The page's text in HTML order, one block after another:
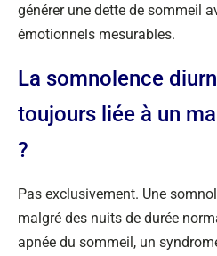
générer une dette de sommeil
émotionnels mesurables.
La somnolence
toujours liée à un
?
Pas exclusivement. Une
malgré des nuits de durée
apnée du sommeil, un